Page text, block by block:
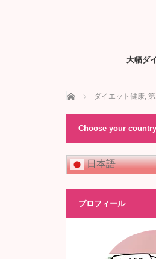
大幅ダ
ホーム ダイエット健康,
Choose your
日本語
プロフィール